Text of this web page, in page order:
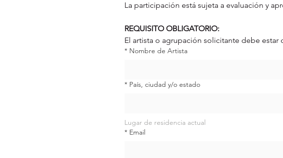
La participación está sujeta a evaluación y
REQUISITO OBLIGATORIO:
El artista o agrupación solicitante debe
* Nombre de Artista
* País, ciudad y/o estado
Lugar de residencia actual
* Email